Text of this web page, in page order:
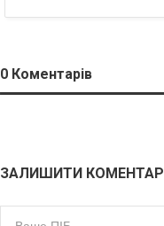
0 Коментарів
ЗАЛИШИТИ КОМЕНТАР